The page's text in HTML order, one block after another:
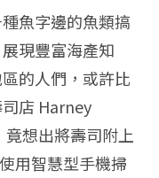
魚字邊的魚類搞
現豐富海產知
的人們，或許比
店 Harney
想出將壽司附上
用智慧型手機掃